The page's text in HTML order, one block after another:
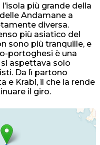
più grande della
Andamane a
diversa.
più asiatico del
sono più tranquille, e
portoghesi è una
aspettava solo
Da lì partono
e Krabi, il che la rende
il giro.